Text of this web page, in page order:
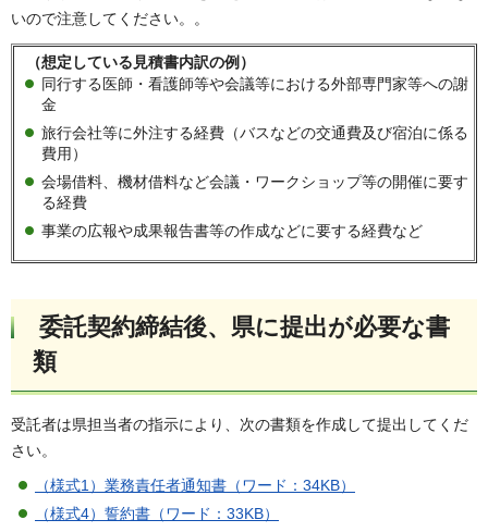
いので注意してください。。
（想定している見積書内訳の例）
同行する医師・看護師等や会議等における外部専門家等への謝
金
旅行会社等に外注する経費（バスなどの交通費及び宿泊に係る
費用）
会場借料、機材借料など会議・ワークショップ等の開催に要す
る経費
事業の広報や成果報告書等の作成などに要する経費など
委託契約締結後、県に提出が必要な書
類
受託者は県担当者の指示により、次の書類を作成して提出してくだ
さい。
（様式1）業務責任者通知書（ワード：34KB）
（様式4）誓約書（ワード：33KB）